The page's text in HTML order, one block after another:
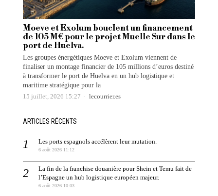
Moeve et Exolum bouclent un financement
de 105 M€ pour le projet Muelle Sur dans le
port de Huelva.
Les groupes énergétiques Moeve et Exolum viennent de
finaliser un montage financier de 105 millions d’euros destiné
à transformer le port de Huelva en un hub logistique et
maritime stratégique pour la
15 juillet, 2026 15:27 lecourrier.es
ARTICLES RÉCENTS
Les ports espagnols accélèrent leur mutation.
6 août 2026 11:12
La fin de la franchise douanière pour Shein et Temu fait de
l’Espagne un hub logistique européen majeur.
6 août 2026 10:03